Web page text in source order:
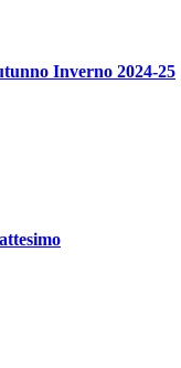
Inverno 2024-25